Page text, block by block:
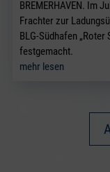
BREMERHAVEN. Im
Frachter zur
BLG-Südhafen
festgemacht.
mehr lesen